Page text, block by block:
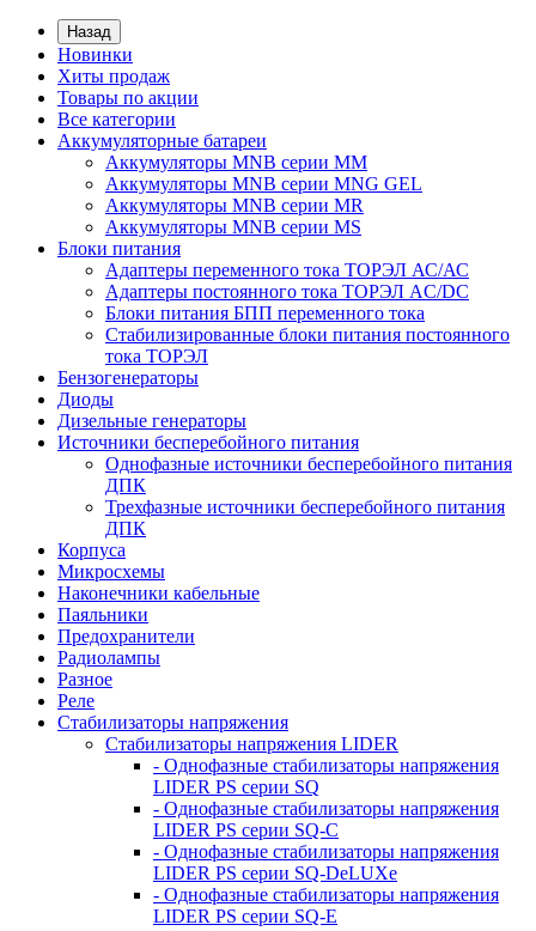
Назад
Новинки
Хиты продаж
Товары по акции
Все категории
Аккумуляторные батареи
Аккумуляторы MNB серии MM
Аккумуляторы MNB серии MNG GEL
Аккумуляторы MNB серии MR
Аккумуляторы MNB серии MS
Блоки питания
Адаптеры переменного тока ТОРЭЛ АС/АС
Адаптеры постоянного тока ТОРЭЛ AC/DC
Блоки питания БПП переменного тока
Стабилизированные блоки питания постоянного
тока ТОРЭЛ
Бензогенераторы
Диоды
Дизельные генераторы
Источники бесперебойного питания
Однофазные источники бесперебойного питания
ДПК
Трехфазные источники бесперебойного питания
ДПК
Корпуса
Микросхемы
Наконечники кабельные
Паяльники
Предохранители
Радиолампы
Разное
Реле
Стабилизаторы напряжения
Стабилизаторы напряжения LIDER
- Однофазные стабилизаторы напряжения
LIDER PS серии SQ
- Однофазные стабилизаторы напряжения
LIDER PS серии SQ-C
- Однофазные стабилизаторы напряжения
LIDER PS серии SQ-DeLUXe
- Однофазные стабилизаторы напряжения
LIDER PS серии SQ-E